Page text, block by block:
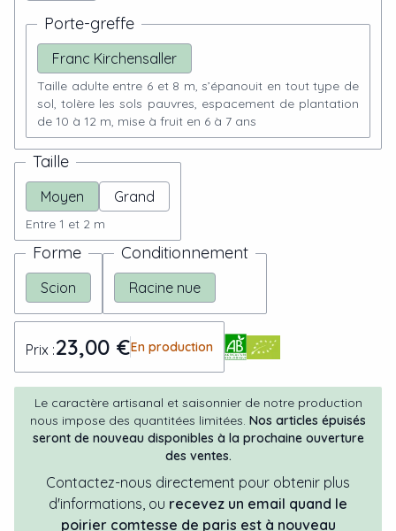
Porte-greffe
Franc Kirchensaller
Taille adulte entre 6 et 8 m, s’épanouit en tout type de
sol, tolère les sols pauvres, espacement de plantation
de 10 à 12 m, mise à fruit en 6 à 7 ans
Taille
Moyen Grand
Entre 1 et 2 m
Forme
Scion
Conditionnement
Racine nue
Prix :23,00 €En production
Le caractère artisanal et saisonnier de notre production
nous impose des quantitées limitées. Nos articles épuisés
seront de nouveau disponibles à la prochaine ouverture
des ventes.
Contactez-nous directement pour obtenir plus
d'informations, ou recevez un email quand le
poirier comtesse de paris est à nouveau